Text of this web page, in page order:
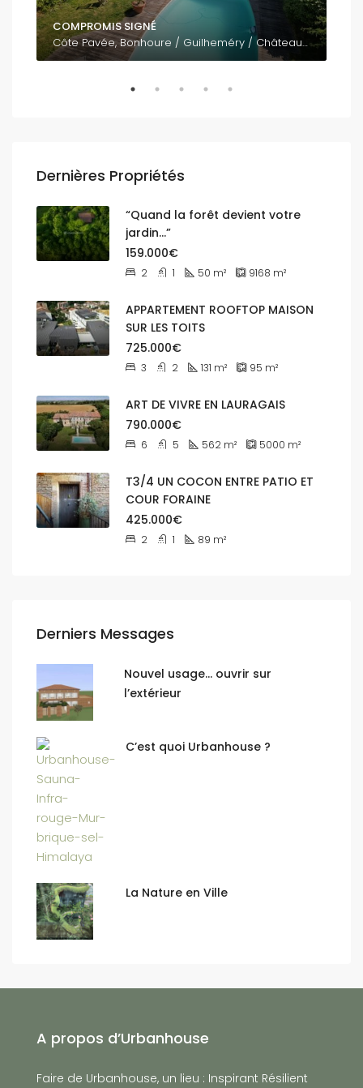
COMPROMIS SIGNÉ
Côte Pavée, Bonhoure / Guilheméry / Château de l'Hers / Limayrac / Côte Pavée, Toulouse, Haute-Garonne, Occitanie, France métropolitaine, 31400, France
Dernières Propriétés
“Quand la forêt devient votre
jardin…”
159.000€
2 1 50 m² 9168 m²
APPARTEMENT ROOFTOP MAISON
SUR LES TOITS
725.000€
3 2 131 m² 95 m²
ART DE VIVRE EN LAURAGAIS
790.000€
6 5 562 m² 5000 m²
T3/4 UN COCON ENTRE PATIO ET
COUR FORAINE
425.000€
2 1 89 m²
Derniers Messages
Nouvel usage… ouvrir sur
l’extérieur
C’est quoi Urbanhouse ?
La Nature en Ville
A propos d’Urbanhouse
Faire de Urbanhouse, un lieu : Inspirant Résilient